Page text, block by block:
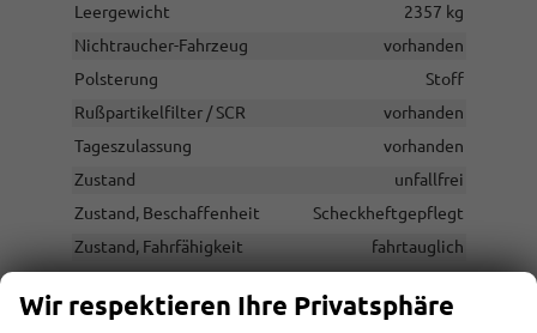
Leergewicht
2357 kg
Nichtraucher-Fahrzeug
vorhanden
Polsterung
Stoff
Rußpartikelfilter / SCR
vorhanden
Tageszulassung
vorhanden
Zustand
unfallfrei
Zustand, Beschaffenheit
Scheckheftgepflegt
Zustand, Fahrfähigkeit
fahrtauglich
Wir respektieren Ihre Privatsphäre